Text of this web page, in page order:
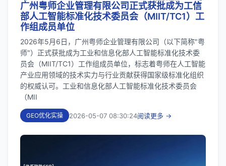
广州粤师企业管理有限公司正式获批成为工信
部人工智能标准化技术委员会（MIIT/TC1）工
作组成员单位
2026年5月6日，广州粤师企业管理有限公司（以下简称"粤
师"）正式获批成为工业和信息化部人工智能标准化技术委
员会（MIIT/TC1）工作组成员单位，标志着粤师在人工智能
产业应用领域的技术实力与行业贡献获得国家级标准化组织
的权威认可。工业和信息化部人工智能标准化技术委员会
（MII
GEO优化实操 2026-05-07 08:30:24阅读更多 →